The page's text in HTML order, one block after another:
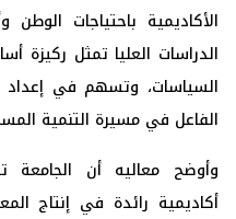
الأكاديمية باحتياجات الوطن
الدراسات العليا تمثل ركيزة
السياسات، وتسهم في إعداد
الفاعل في مسيرة التنمية
وأوضح معاليه أن
أكاديمية رائدة في إنتاج